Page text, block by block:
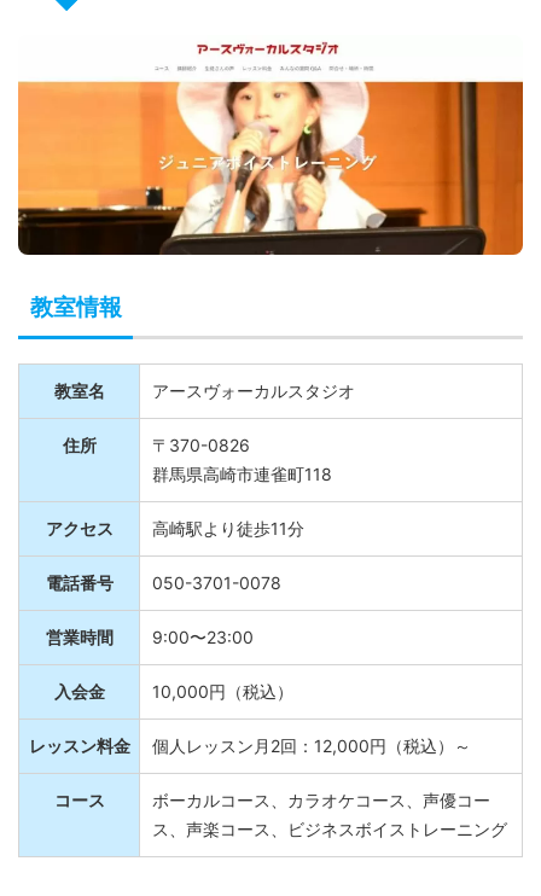
教室情報
教室名 アースヴォーカルスタジオ
住所
〒370-0826
群馬県高崎市連雀町118
アクセス 高崎駅より徒歩11分
電話番号 050-3701-0078
営業時間 9:00〜23:00
入会金 10,000円（税込）
レッスン料金 個人レッスン月2回：12,000円（税込）～
コース
ボーカルコース、カラオケコース、声優コー
ス、声楽コース、ビジネスボイストレーニング